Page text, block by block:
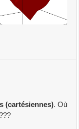
(cartésiennes). Où